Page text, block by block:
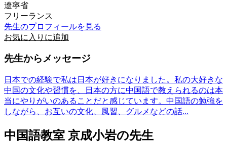
遼寧省
フリーランス
先生のプロフィールを見る
お気に入りに追加
先生からメッセージ
日本での経験で私は日本が好きになりました。私の大好きな
中国の文化や習慣を、日本の方に中国語で教えられるのは本
当にやりがいのあることだと感じています。中国語の勉強を
しながら、お互いの文化、風習、グルメなどの話...
中国語教室 京成小岩の先生